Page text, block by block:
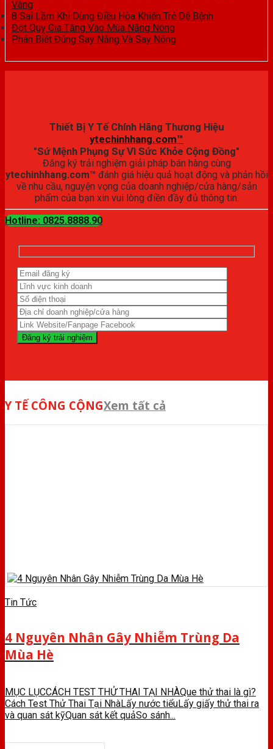
Vàng
8 Sai Lầm Khi Dùng Điều Hòa Khiến Trẻ Dễ Bệnh
Đột Quỵ Gia Tăng Vào Mùa Nắng Nóng
Phân Biệt Đúng Say Nắng Và Say Nóng
Thiết Bị Y Tế Chính Hãng Thương Hiệu
ytechinhhang.com™
"Sứ Mệnh Phụng Sự Vì Sức Khỏe Cộng Đồng"
Đăng ký trải nghiệm giải pháp bán hàng cùng
ytechinhhang.com™ đánh giá hiệu quả hoạt động và phản hồi
về nhu cầu, nguyện vọng của doanh nghiệp/cửa hàng/sản
phẩm của bạn xin vui lòng điền đầy đủ thông tin.
Hotline: 0825.8888.90
Y TẾ CÔNG CỘNGXem tất cả
Tin Tức
4 Nguyên Nhân Gây Nhiễm Trùng Da
Mùa Hè
MỤC LỤCCÁCH TEST THỬ THAI TẠI NHÀQue thử thai là gì?
Cách Test Thử Thai Tại NhàLấy nước tiểuLấy giấy thử thai ra
và quan sát kỹQuan sát kết quảSo sánh...